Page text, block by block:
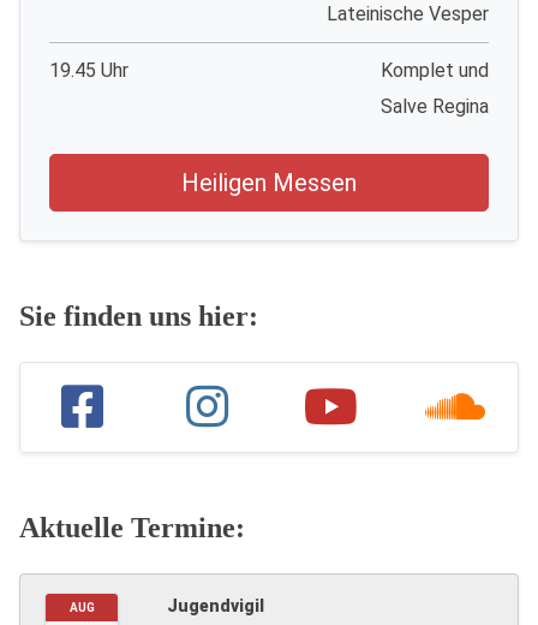
Lateinische Vesper
19.45 Uhr
Komplet und
Salve Regina
Heiligen Messen
Sie finden uns hier:
Aktuelle Termine:
AUG
Jugendvigil